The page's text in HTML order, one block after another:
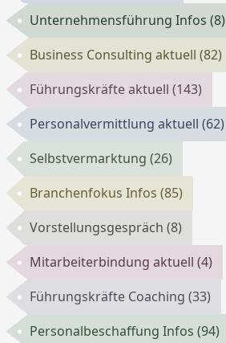
Unternehmensführung Infos(8)
Business Consulting aktuell(82)
Führungskräfte aktuell(143)
Personalvermittlung aktuell(62)
Selbstvermarktung(26)
Branchenfokus Infos(85)
Vorstellungsgespräch(8)
Mitarbeiterbindung aktuell(4)
Führungskräfte Coaching(33)
Personalbeschaffung Infos(94)